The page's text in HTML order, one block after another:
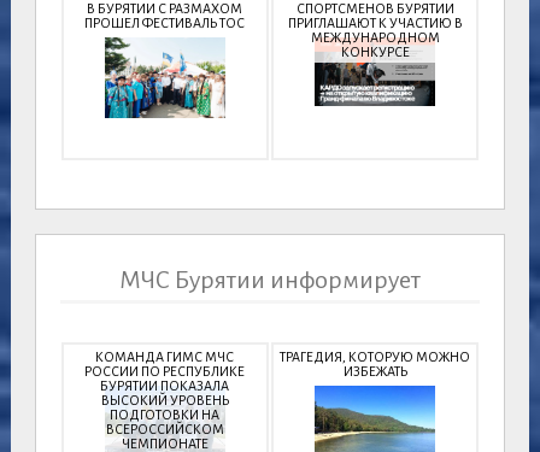
В БУРЯТИИ С РАЗМАХОМ
ПРОШЕЛ ФЕСТИВАЛЬ ТОС
СПОРТСМЕНОВ БУРЯТИИ
ПРИГЛАШАЮТ К УЧАСТИЮ В
МЕЖДУНАРОДНОМ
КОНКУРСЕ
МЧС Бурятии информирует
КОМАНДА ГИМС МЧС
РОССИИ ПО РЕСПУБЛИКЕ
БУРЯТИИ ПОКАЗАЛА
ВЫСОКИЙ УРОВЕНЬ
ПОДГОТОВКИ НА
ВСЕРОССИЙСКОМ
ЧЕМПИОНАТЕ
ТРАГЕДИЯ, КОТОРУЮ МОЖНО
ИЗБЕЖАТЬ